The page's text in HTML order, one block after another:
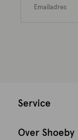
Service
Over Shoeby